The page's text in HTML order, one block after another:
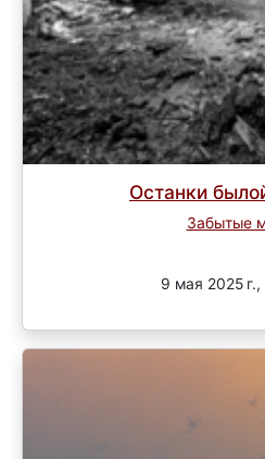
Останки
Забытые
9 мая 2025 г.,